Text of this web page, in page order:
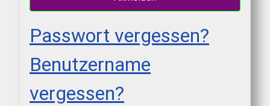
Passwort vergessen?
Benutzername
vergessen?